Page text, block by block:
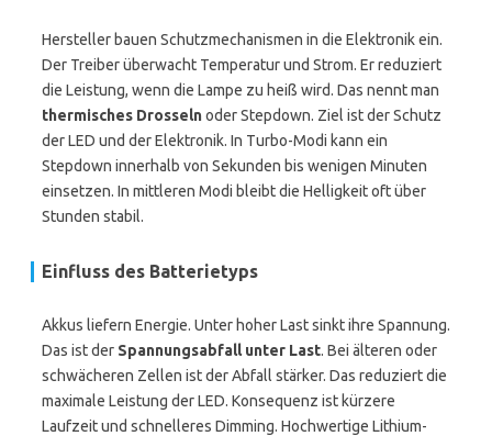
Hersteller bauen Schutzmechanismen in die Elektronik ein.
Der Treiber überwacht Temperatur und Strom. Er reduziert
die Leistung, wenn die Lampe zu heiß wird. Das nennt man
thermisches Drosselnoder Stepdown. Ziel ist der Schutz
der LED und der Elektronik. In Turbo-Modi kann ein
Stepdown innerhalb von Sekunden bis wenigen Minuten
einsetzen. In mittleren Modi bleibt die Helligkeit oft über
Stunden stabil.
Einfluss des Batterietyps
Akkus liefern Energie. Unter hoher Last sinkt ihre Spannung.
Das ist der Spannungsabfall unter Last. Bei älteren oder
schwächeren Zellen ist der Abfall stärker. Das reduziert die
maximale Leistung der LED. Konsequenz ist kürzere
Laufzeit und schnelleres Dimming. Hochwertige Lithium-